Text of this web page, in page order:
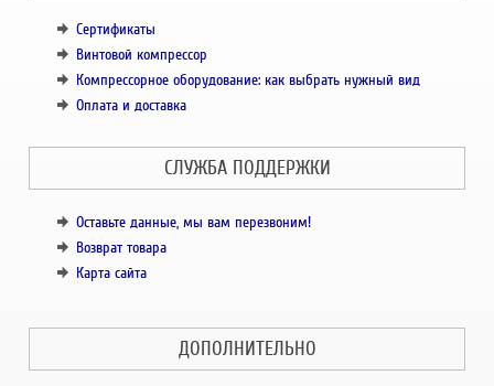
Сертификаты
Винтовой компрессор
Компрессорное оборудование: как выбрать нужный вид
Оплата и доставка
СЛУЖБА ПОДДЕРЖКИ
Оставьте данные, мы вам перезвоним!
Возврат товара
Карта сайта
ДОПОЛНИТЕЛЬНО